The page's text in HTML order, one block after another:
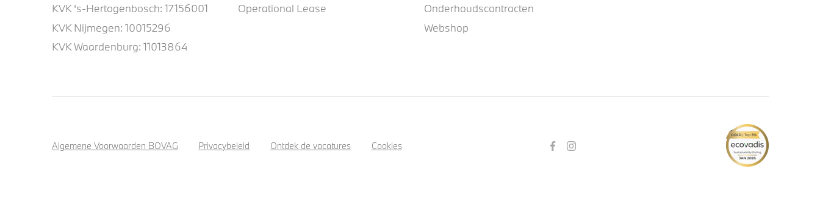
KVK 's-Hertogenbosch: 17156001
KVK Nijmegen: 10015296
KVK Waardenburg: 11013864
Operational Lease
Onderhoudscontracten
Webshop
Algemene Voorwaarden BOVAG Privacybeleid Ontdek de vacatures Cookies